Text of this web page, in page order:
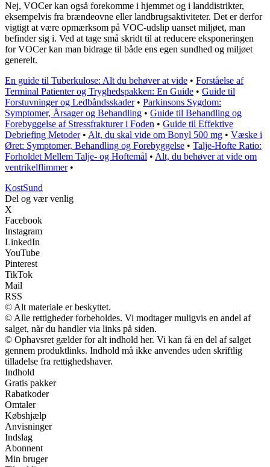
Nej, VOCer kan også forekomme i hjemmet og i landdistrikter,
eksempelvis fra brændeovne eller landbrugsaktiviteter. Det er derfor
vigtigt at være opmærksom på VOC-udslip uanset miljøet, man
befinder sig i. Ved at tage små skridt til at reducere eksponeringen
for VOCer kan man bidrage til både ens egen sundhed og miljøet
generelt.
En guide til Tuberkulose: Alt du behøver at vide • Forståelse af
Terminal Patienter og Tryghedspakken: En Guide • Guide til
Forstuvninger og Ledbåndsskader• Parkinsons Sygdom:
Symptomer, Årsager og Behandling • Guide til Behandling og
Forebyggelse af Stressfrakturer i Foden • Guide til Effektive
Debriefing Metoder• Alt, du skal vide om Bonyl 500 mg • Væske i
Øret: Symptomer, Behandling og Forebyggelse • Talje-Hofte Ratio:
Forholdet Mellem Talje- og Hoftemål • Alt, du behøver at vide om
ventrikelflimmer•
KostSund
Del og vær venlig
X
Facebook
Instagram
LinkedIn
YouTube
Pinterest
TikTok
Mail
RSS
© Alt materiale er beskyttet.
© Alle rettigheder forbeholdes. Vi modtager muligvis en andel af
salget, når du handler via links på siden.
© Ophavsret gælder for alt indhold her. Vi kan få en del af salget
gennem produktlinks. Indhold må ikke anvendes uden skriftlig
tilladelse fra rettighedshaver.
Indhold
Gratis pakker
Rabatkoder
Omtaler
Købshjælp
Anvisninger
Indslag
Abonnent
Min bruger